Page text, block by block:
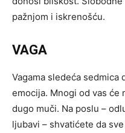
pažnjom i iskrenošću.
VAGA
Vagama sledeća sedmica
emocija. Mnogi od vas će
dugo muči. Na poslu –
ljubavi – shvatićete da